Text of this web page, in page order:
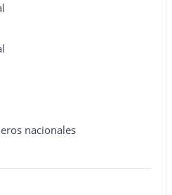
nacionales